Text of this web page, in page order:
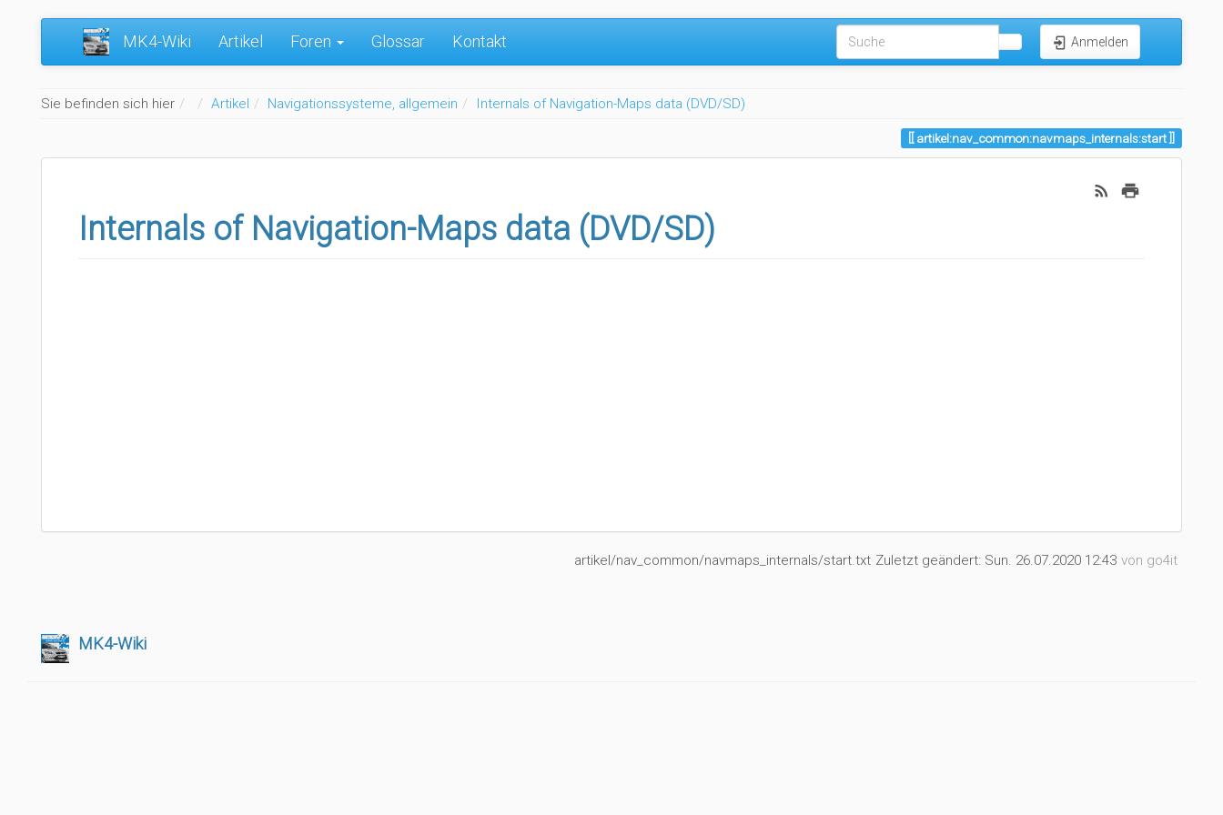
MK4-Wiki Artikel Foren Glossar Kontakt Anmelden
Sie befinden sich hier Home
Artikel Navigationssysteme, allgemein Internals of Navigation-Maps data (DVD/SD)
artikel:nav_common:navmaps_internals:start
Internals of Navigation-Maps data (DVD/SD)
artikel/nav_common/navmaps_internals/start.txt Zuletzt geändert: Sun. 26.07.2020 12:43 von go4it
MK4-Wiki